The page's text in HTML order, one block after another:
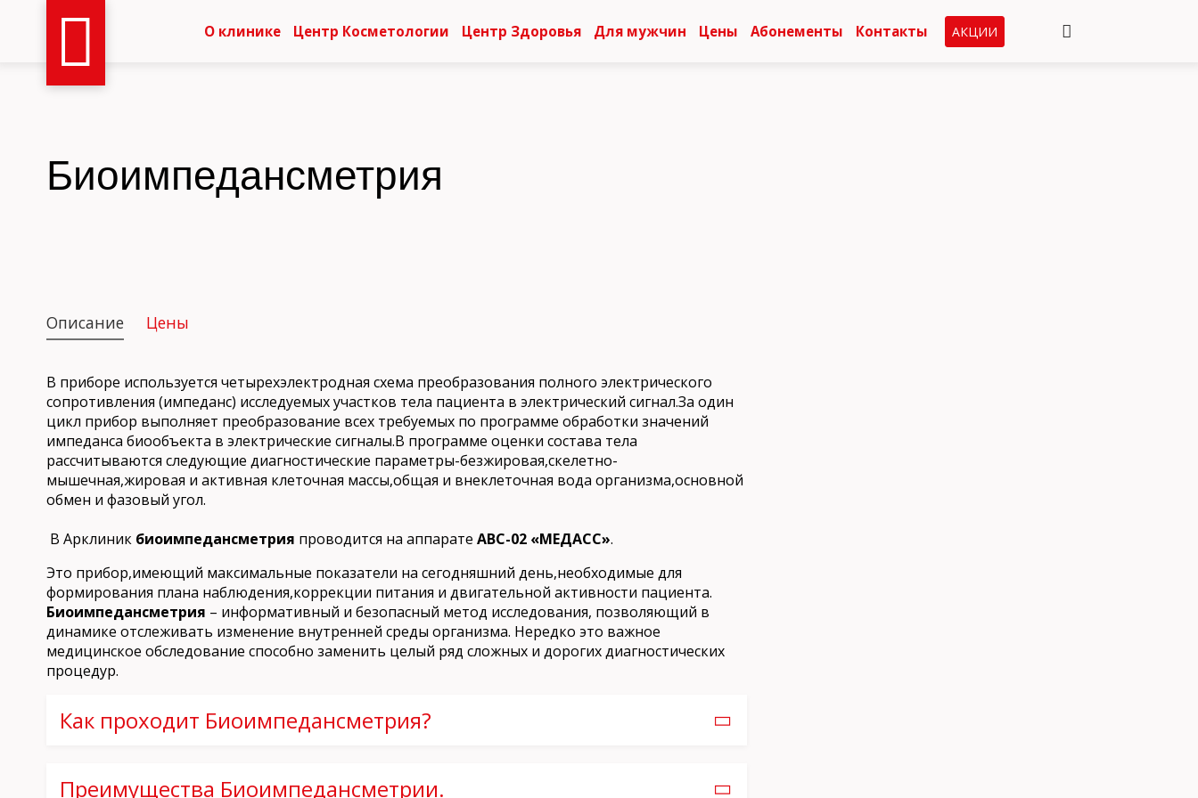
О клинике Центр Косметологии Центр Здоровья Для мужчин Цены Абонементы Контакты АКЦИИ
Биоимпедансметрия
Описание Цены
В приборе используется четырехэлектродная схема преобразования полного электрического
сопротивления (импеданс) исследуемых участков тела пациента в электрический сигнал.За один
цикл прибор выполняет преобразование всех требуемых по программе обработки значений
импеданса биообъекта в электрические сигналы.В программе оценки состава тела
рассчитываются следующие диагностические параметры-безжировая,скелетно-
мышечная,жировая и активная клеточная массы,общая и внеклеточная вода организма,основной
обмен и фазовый угол.
В Арклиник биоимпедансметрия проводится на аппарате АВС-02 «МЕДАСС».
Это прибор,имеющий максимальные показатели на сегодняшний день,необходимые для
формирования плана наблюдения,коррекции питания и двигательной активности пациента.
Биоимпедансметрия – информативный и безопасный метод исследования, позволяющий в
динамике отслеживать изменение внутренней среды организма. Нередко это важное
медицинское обследование способно заменить целый ряд сложных и дорогих диагностических
процедур.
Как проходит Биоимпедансметрия?
включающий персональные данные и возраст, вес, рост, окружность талии и бедер.
Преимущества Биоимпедансметрии.